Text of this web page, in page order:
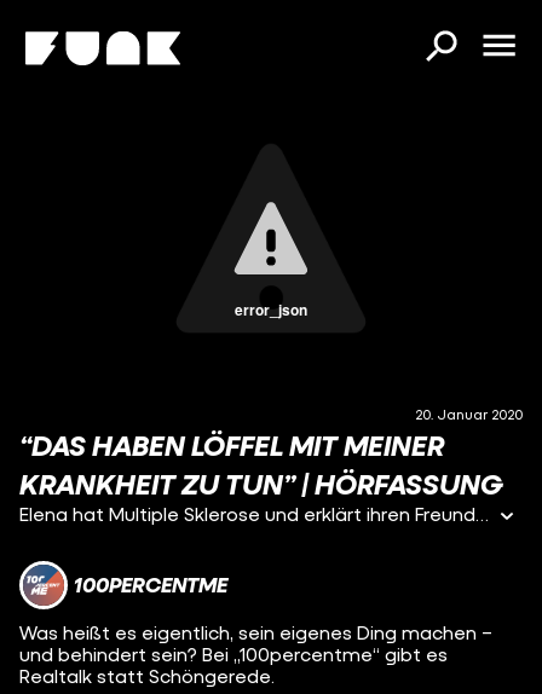
error_json
20. Januar 2020
“DAS HABEN LÖFFEL MIT MEINER
KRANKHEIT ZU TUN” | HÖRFASSUNG
Elena hat Multiple Sklerose und erklärt ihren Freund*innen durch die Spoonie-Theorie, wie sie sich ihre Energie jeden Tag einteilen muss. Spoonie? Schaut euch an, was Löffel mit chronischen Erkrankungen zu tun haben!
100PERCENTME
Was heißt es eigentlich, sein eigenes Ding machen –
und behindert sein? Bei „100percentme“ gibt es
Realtalk statt Schöngerede.